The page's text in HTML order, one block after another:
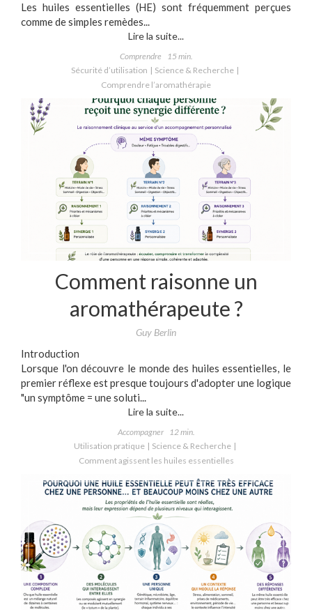
Les huiles essentielles (HE) sont fréquemment perçues
comme de simples remèdes...
Lire la suite...
Comprendre
15 min.
Sécurité d’utilisation
Science & Recherche
Comprendre l’aromathérapie
Comment raisonne un
aromathérapeute ?
Guy Berlin
Introduction
Lorsque l'on découvre le monde des huiles essentielles, le
premier réflexe est presque toujours d'adopter une logique
"un symptôme = une soluti...
Lire la suite...
Accompagner
12 min.
Utilisation pratique
Science & Recherche
Comment agissent les huiles essentielles